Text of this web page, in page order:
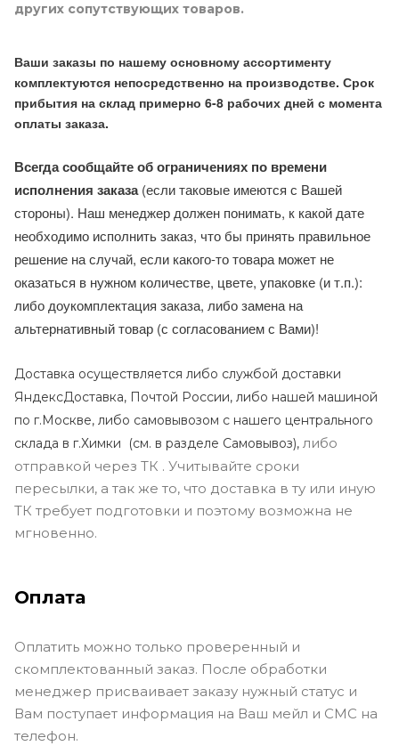
других сопутствующих товаров.
Ваши заказы по нашему основному ассортименту
комплектуются непосредственно на производстве. Срок
прибытия на склад примерно 6-8 рабочих дней с момента
оплаты заказа.
Всегда сообщайте об ограничениях по времени
исполнения заказа(если таковые имеются с Вашей
стороны). Наш менеджер должен понимать, к какой дате
необходимо исполнить заказ, что бы принять правильное
решение на случай, если какого-то товара может не
оказаться в нужном количестве, цвете, упаковке (и т.п.):
либо доукомплектация заказа, либо замена на
альтернативный товар (с согласованием с Вами)!
Доставка осуществляется либо службой доставки
ЯндексДоставка, Почтой России, либо нашей машиной
по г.Москве, либо самовывозом с нашего центрального
склада в г.Химки (см. в разделе Самовывоз), либо
отправкой через ТК . Учитывайте сроки
пересылки, а так же то, что доставка в ту или иную
ТК требует подготовки и поэтому возможна не
мгновенно.
Оплата
Оплатить можно только проверенный и
скомплектованный заказ. После обработки
менеджер присваивает заказу нужный статус и
Вам поступает информация на Ваш мейл и СМС на
телефон.